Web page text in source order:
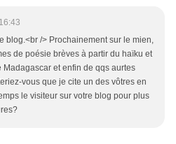
blog.<br /> Prochainement sur le mien,
de poésie brèves à partir du haïku et
et enfin de qqs aurtes
vous que je cite un des vôtres en
le visiteur sur votre blog pour plus